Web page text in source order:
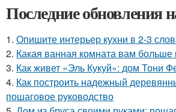
Последние обновления
1. Опишите интерьер кухни в 2-3
2. Какая ванная комната вам больше
3. Как живет «Эль Кукуй»: дом Тони
4. Как построить надежный
пошаговое руководство